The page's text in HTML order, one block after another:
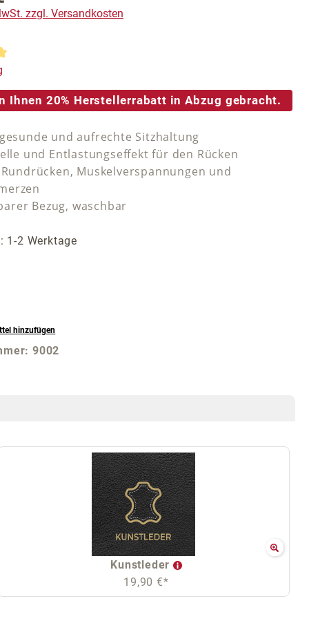
zzgl. Versandkosten
Bewertung von 5 von 5 Sternen
Ihnen 20% Herstellerrabatt in Abzug gebracht.
und aufrechte Sitzhaltung
und Entlastungseffekt für den Rücken
Muskelverspannungen und
Bezug, waschbar
1-2 Werktage
hinzufügen
9002
Kunstleder
19,90 €*